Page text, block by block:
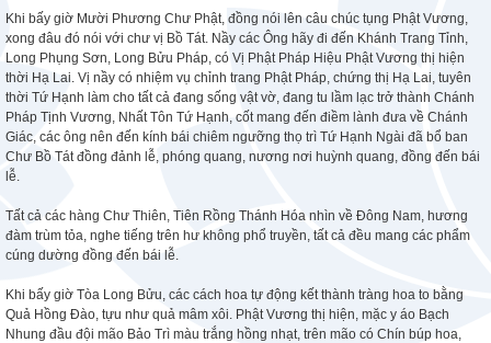
Khi bấy giờ Mười Phương Chư Phật, đồng nói lên câu chúc tụng Phật Vương,
xong đâu đó nói với chư vị Bồ Tát. Nầy các Ông hãy đi đến Khánh Trang Tỉnh,
Long Phụng Sơn, Long Bửu Pháp, có Vị Phật Pháp Hiệu Phật Vương thị hiện
thời Hạ Lai. Vị nầy có nhiệm vụ chỉnh trang Phật Pháp, chứng thị Hạ Lai, tuyên
thời Tứ Hạnh làm cho tất cả đang sống vật vờ, đang tu lầm lạc trở thành Chánh
Pháp Tịnh Vương, Nhất Tôn Tứ Hạnh, cốt mang đến điềm lành đưa về Chánh
Giác, các ông nên đến kính bái chiêm ngưỡng thọ trì Tứ Hạnh Ngài đã bổ ban
Chư Bồ Tát đồng đảnh lễ, phóng quang, nương nơi huỳnh quang, đồng đến bái
lễ.
Tất cả các hàng Chư Thiên, Tiên Rồng Thánh Hóa nhìn về Đông Nam, hương
đàm trùm tỏa, nghe tiếng trên hư không phổ truyền, tất cả đều mang các phẩm
cúng dường đồng đến bái lễ.
Khi bấy giờ Tòa Long Bửu, các cách hoa tự động kết thành tràng hoa to bằng
Quả Hồng Đào, tựu như quả mâm xôi. Phật Vương thị hiện, mặc y áo Bạch
Nhung đầu đội mão Bảo Trì màu trắng hồng nhạt, trên mão có Chín búp hoa,